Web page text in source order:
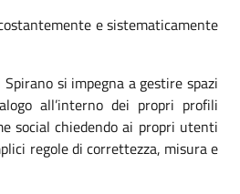
e sistematicamente
si impegna a gestire spazi
all’interno dei propri profili
social chiedendo ai propri utenti
regole di correttezza, misura e